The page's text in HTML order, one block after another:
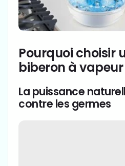
Pourquoi choisir
biberon à vapeur
La puissance
contre les germes